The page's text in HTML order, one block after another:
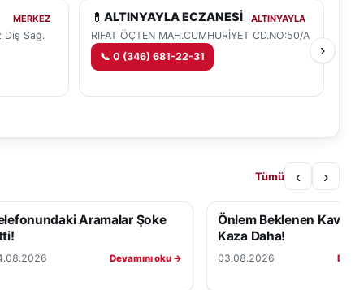
MERKEZ
Diş Sağ.
💊 ALTINYAYLA ECZANESİ ALTINYAYLA
RIFAT ÖÇTEN MAH.CUMHURİYET CD.NO:50/A
📞 0 (346) 681-22-31 ›
Tümü ‹ ›
Aramalar Şoke
Devamını oku →
Önlem Beklenen
Kaza Daha!
03.08.2026